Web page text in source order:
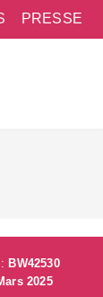
PRESSE
BW42530
2025